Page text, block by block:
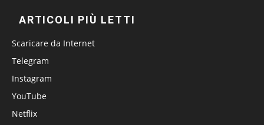
ARTICOLI PIÙ LETTI
Scaricare da Internet
Telegram
Instagram
YouTube
Netflix